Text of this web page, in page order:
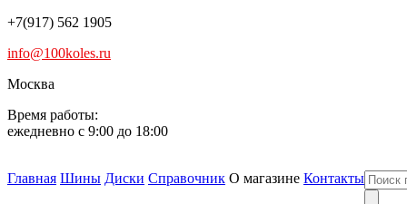
+7(917) 562 1905
info@100koles.ru
Москва
Время работы:
ежедневно с 9:00 до 18:00
Главная Шины Диски Справочник О магазине Контакты